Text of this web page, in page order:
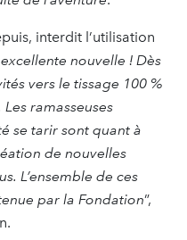
interdit l’utilisation
excellente nouvelle ! Dès
vers le tissage 100 %
ramasseuses
se tarir sont quant à
de nouvelles
L’ensemble de ces
par la Fondation”,